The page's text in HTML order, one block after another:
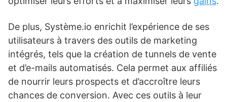
De plus, Système.io enrichit l’expérience de ses
utilisateurs à travers des outils de marketing
intégrés, tels que la création de tunnels de vente
et d’e-mails automatisés. Cela permet aux affiliés
de nourrir leurs prospects et d’accroître leurs
chances de conversion. Avec ces outils à leur